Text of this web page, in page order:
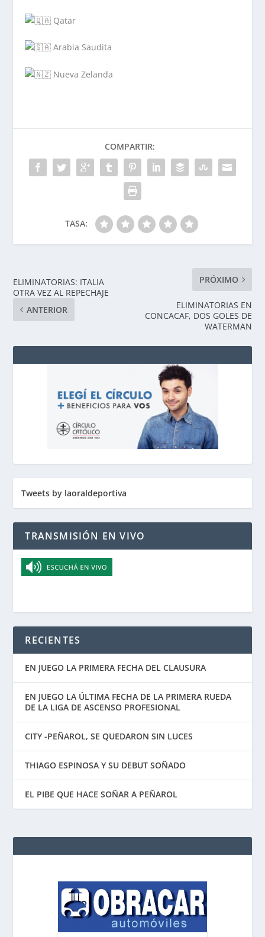
Qatar
Arabia Saudita
Nueva Zelanda
COMPARTIR:
TASA:
ELIMINATORIAS: ITALIA
OTRA VEZ AL REPECHAJE
ANTERIOR
PRÓXIMO
ELIMINATORIAS EN
CONCACAF, DOS GOLES DE
WATERMAN
Tweets by laoraldeportiva
TRANSMISIÓN EN VIVO
RECIENTES
EN JUEGO LA PRIMERA FECHA DEL CLAUSURA
EN JUEGO LA ÚLTIMA FECHA DE LA PRIMERA RUEDA
DE LA LIGA DE ASCENSO PROFESIONAL
CITY -PEÑAROL, SE QUEDARON SIN LUCES
THIAGO ESPINOSA Y SU DEBUT SOÑADO
EL PIBE QUE HACE SOÑAR A PEÑAROL